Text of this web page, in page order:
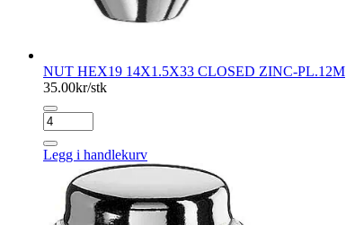
NUT HEX19 14X1.5X33 CLOSED ZINC-PL.12M
35.00kr/stk
NUT
HEX19
14X1.5X33
CLOSED
ZINC-
PL.12M
antall
Legg i handlekurv